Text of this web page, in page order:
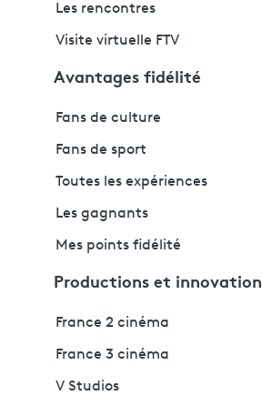
Les rencontres
Visite virtuelle FTV
Avantages fidélité
Fans de culture
Fans de sport
Toutes les expériences
Les gagnants
Mes points fidélité
Productions et innovation
France 2 cinéma
France 3 cinéma
V Studios